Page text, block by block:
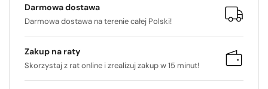
Darmowa dostawa
Darmowa dostawa na terenie całej Polski!
Zakup na raty
Skorzystaj z rat online i zrealizuj zakup w 15 minut!